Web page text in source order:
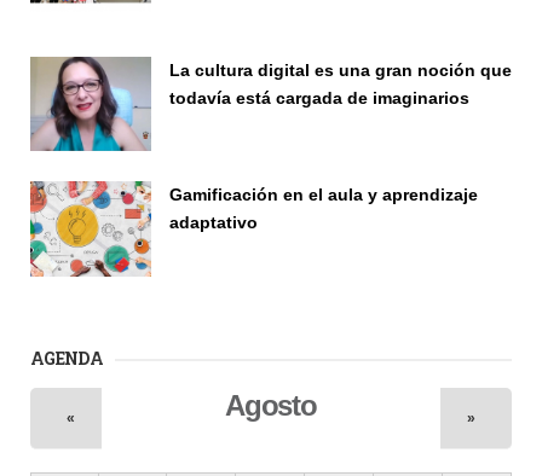
La cultura digital es una gran noción que
todavía está cargada de imaginarios
Gamificación en el aula y aprendizaje
adaptativo
AGENDA
Agosto
« »